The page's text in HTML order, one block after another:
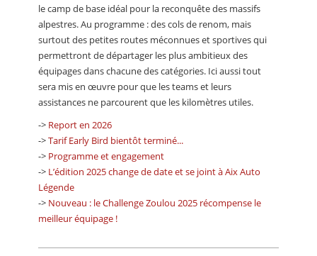
le camp de base idéal pour la reconquête des massifs
alpestres. Au programme : des cols de renom, mais
surtout des petites routes méconnues et sportives qui
permettront de départager les plus ambitieux des
équipages dans chacune des catégories. Ici aussi tout
sera mis en œuvre pour que les teams et leurs
assistances ne parcourent que les kilomètres utiles.
-> Report en 2026
->Tarif Early Bird bientôt terminé...
-> Programme et engagement
-> L’édition 2025 change de date et se joint à Aix Auto
Légende
-> Nouveau : le Challenge Zoulou 2025 récompense le
meilleur équipage !